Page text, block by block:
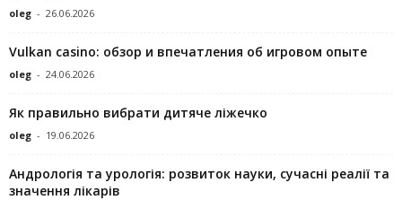
oleg - 26.06.2026
Vulkan casino: обзор и впечатления об игровом опыте
oleg - 24.06.2026
Як правильно вибрати дитяче ліжечко
oleg - 19.06.2026
Андрологія та урологія: розвиток науки, сучасні реалії та
значення лікарів